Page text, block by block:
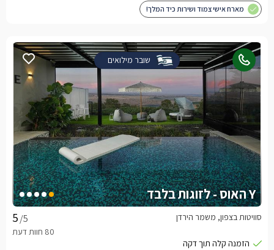
מארח אישי צמוד ושירות כיד המלך!
שובר מילואים
Y האוס - לזוגות בלבד
/5 סוויטות בצפון, משמר הירדן